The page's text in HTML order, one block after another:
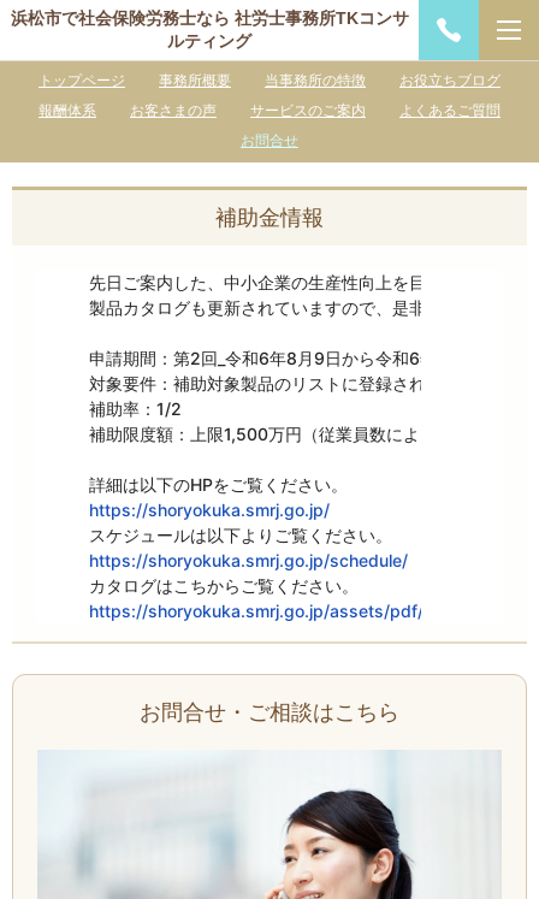
浜松市で社会保険労務士なら 社労士事務所TKコンサ
ルティング
トップページ 事務所概要 当事務所の特徴
お役立ちブログ
報酬体系
お客さまの声 サービスのご案内
よくあるご質問
お問合せ
補助金情報
先日ご案内した、中小企業の生産性向上を目指す、中小
製品カタログも更新されていますので、是非ご確認下さい
申請期間：第2回_令和6年8月9日から令和6年9月24日まで
対象要件：補助対象製品のリストに登録された製品を選ん
補助率：1/2
補助限度額：上限1,500万円（従業員数による）
https://shoryokuka.smrj.go.jp/
https://shoryokuka.smrj.go.jp/schedule/
https://shoryokuka.smrj.go.jp/assets/pdf/
お問合せ・ご相談はこちら